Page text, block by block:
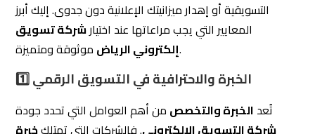
1️⃣ الخبرة والاحترافية في التسويق الرقمي
الخبرة والتخصصمن أهم العوامل التي تحدد جودة
شركة التسويق الإلكتروني . فالشركات التي تمتلك
طويلة في السوق السعوديتكون أكثر قدرة على تقديم
حلول تسويقية تتناسب مع طبيعة السوق المحلي وسلوك
العملاء المستهدفين.